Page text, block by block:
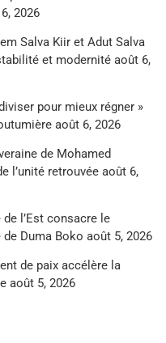
2026
Salva Kiir et Adut Salva
et modernité août 6,
pour mieux régner »
août 6, 2026
de Mohamed
l’unité retrouvée août 6,
l’Est consacre le
Duma Boko août 5, 2026
de paix accélère la
août 5, 2026